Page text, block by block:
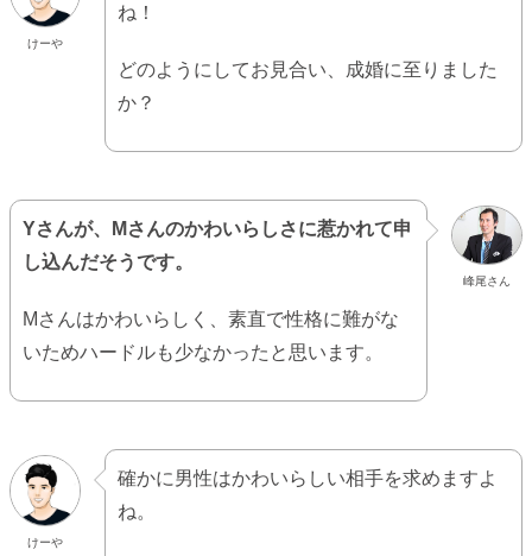
けーや
ね！
どのようにしてお見合い、成婚に至りました
か？
峰尾さん
Yさんが、Mさんのかわいらしさに惹かれて申
し込んだそうです。
Mさんはかわいらしく、素直で性格に難がな
いためハードルも少なかったと思います。
けーや
確かに男性はかわいらしい相手を求めますよ
ね。